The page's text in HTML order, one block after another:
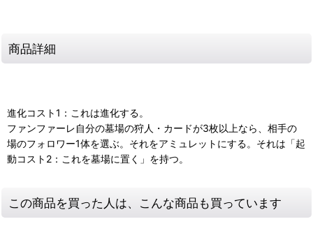
商品詳細
進化コスト1：これは進化する。
ファンファーレ自分の墓場の狩人・カードが3枚以上なら、相手の
場のフォロワー1体を選ぶ。それをアミュレットにする。それは「起
動コスト2：これを墓場に置く」を持つ。
この商品を買った人は、こんな商品も買っています